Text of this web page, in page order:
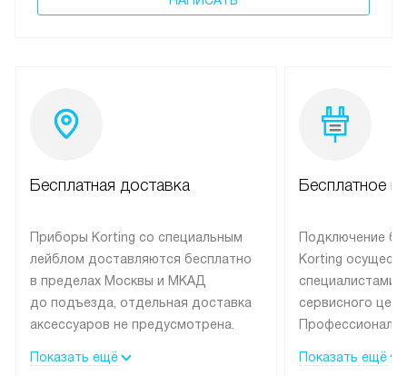
Бесплатная доставка
Приборы Korting со специальным
лейблом доставляются бесплатно
в пределах Москвы и МКАД
до подъезда, отдельная доставка
аксессуаров не предусмотрена.
дополнительно. При заказе
Показать ещё
Бесплатное
Подключение
Korting
специалистами
сервисного
эксплуатации
Показать ещё